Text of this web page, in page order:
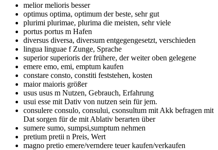
meliormelioris besser
optimus optima, optimum der beste, sehr gut
plurimi plurimae, plurima die meisten, sehr viele
portus portus m Hafen
diversus diversa, diversum entgegengesetzt, verschieden
lingua linguae f Zunge, Sprache
superiorsuperioris der frühere, der weiter oben gelegene
emere emo, emi, emptum kaufen
constare consto, constiti feststehen, kosten
maiormaioris größer
usus usus m Nutzen, Gebrauch, Erfahrung
usui esse mit Dativ von nutzen sein für jem.
consulere consulo, consului, csonsultum mit Akk befragen mit
Dat sorgen für de mit Ablativ berarten über
sumere sumo, sumpsi,sumptum nehmen
pretium pretii n Preis, Wert
magno pretio emere/verndere teuer kaufen/verkaufen